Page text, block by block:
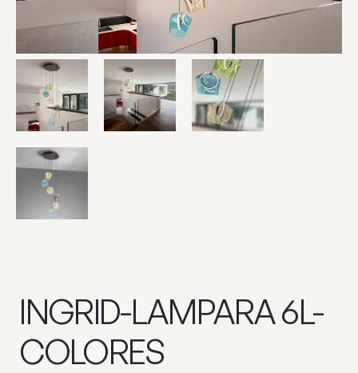
INGRID-LAMPARA 6L-
COLORES